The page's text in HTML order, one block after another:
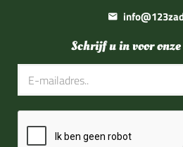
Schrijf u in voor